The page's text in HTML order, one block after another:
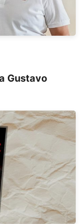
Gustavo